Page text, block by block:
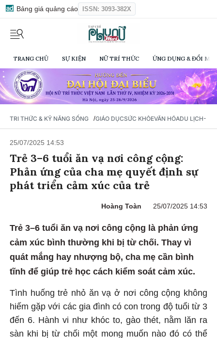
Bảng giá quảng cáo ISSN: 3093-382X
TRANG CHỦ SỰ KIỆN NỮ TRÍ THỨC ỨNG DỤNG & ĐỔI
TRI THỨC & KỸ NĂNG SỐNG /GIÁO DỤCSỨC KHỎEVĂN HÓADU LỊCH-
25/07/2025 14:53
Trẻ 3–6 tuổi ăn vạ nơi công cộng:
Phản ứng của cha mẹ quyết định sự
phát triển cảm xúc của trẻ
Hoàng Toàn 25/07/2025 14:53
Trẻ 3–6 tuổi ăn vạ nơi công cộng là phản ứng
cảm xúc bình thường khi bị từ chối. Thay vì
quát mắng hay nhượng bộ, cha mẹ cần bình
tĩnh để giúp trẻ học cách kiểm soát cảm xúc.
Tình huống trẻ nhỏ ăn vạ ở nơi công cộng không
hiếm gặp với các gia đình có con trong độ tuổi từ 3
đến 6. Hành vi như khóc to, gào thét, nằm lăn ra
sàn khi bị từ chối một mong muốn nào đó có thể